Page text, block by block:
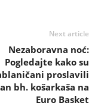
Next article
Nezaboravna noć:
Pogledajte kako su
proslavili
bh. košarkaša na
Euro Basket